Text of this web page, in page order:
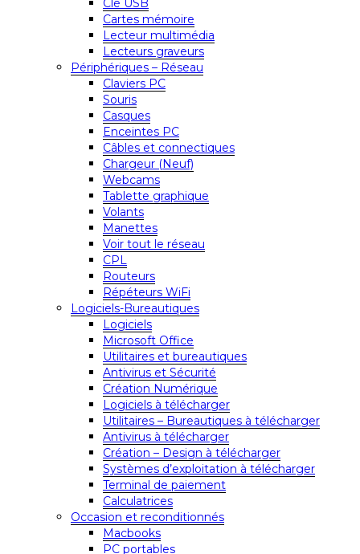
Clé USB
Cartes mémoire
Lecteur multimédia
Lecteurs graveurs
Périphériques – Réseau
Claviers PC
Souris
Casques
Enceintes PC
Câbles et connectiques
Chargeur (Neuf)
Webcams
Tablette graphique
Volants
Manettes
Voir tout le réseau
CPL
Routeurs
Répéteurs WiFi
Logiciels-Bureautiques
Logiciels
Microsoft Office
Utilitaires et bureautiques
Antivirus et Sécurité
Création Numérique
Logiciels à télécharger
Utilitaires – Bureautiques à télécharger
Antivirus à télécharger
Création – Design à télécharger
Systèmes d’exploitation à télécharger
Terminal de paiement
Calculatrices
Occasion et reconditionnés
Macbooks
PC portables